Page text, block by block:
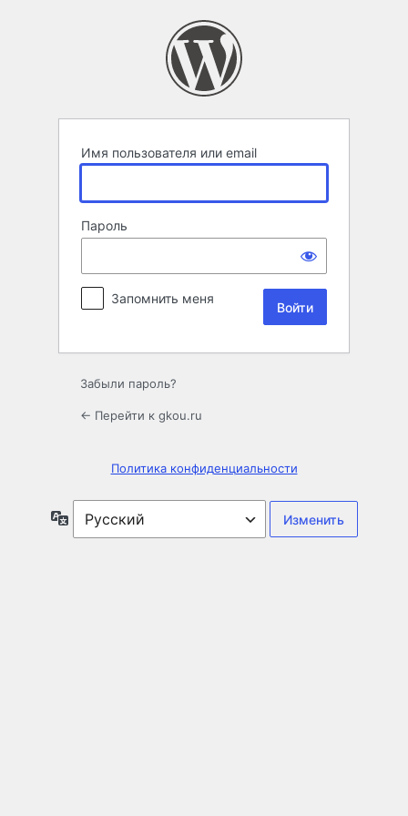
Имя пользователя или email
Пароль
Запомнить меня
Забыли пароль?
← Перейти к gkou.ru
Политика конфиденциальности
Язык